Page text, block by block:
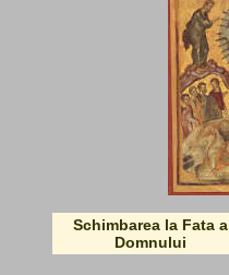
Schimbarea la Fata a
Domnului